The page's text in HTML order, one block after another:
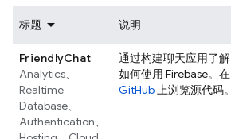
标题 说明
FriendlyChat
Analytics、
Realtime
Database、
Authentication、
通过构建聊天应用了解
如何使用 Firebase。在
GitHub上浏览源代码。